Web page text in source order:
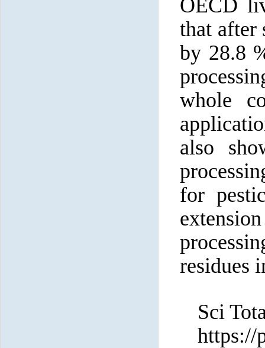
OECD
that after
by 28.8
whole
also
for
residues
Sci
https://